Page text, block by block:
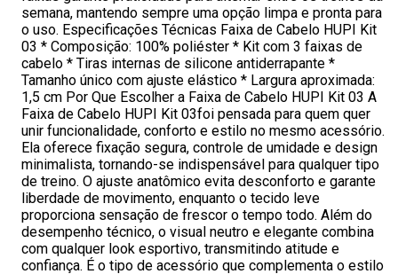
semana, mantendo sempre uma opção limpa e pronta para
o uso. Especificações Técnicas Faixa de Cabelo HUPI Kit
03 * Composição: 100% poliéster * Kit com 3 faixas de
cabelo * Tiras internas de silicone antiderrapante *
Tamanho único com ajuste elástico * Largura aproximada:
1,5 cm Por Que Escolher a Faixa de Cabelo HUPI Kit 03 A
Faixa de Cabelo HUPI Kit 03foi pensada para quem quer
unir funcionalidade, conforto e estilo no mesmo acessório.
Ela oferece fixação segura, controle de umidade e design
minimalista, tornando-se indispensável para qualquer tipo
de treino. O ajuste anatômico evita desconforto e garante
liberdade de movimento, enquanto o tecido leve
proporciona sensação de frescor o tempo todo. Além do
desempenho técnico, o visual neutro e elegante combina
com qualquer look esportivo, transmitindo atitude e
confiança. É o tipo de acessório que complementa o estilo